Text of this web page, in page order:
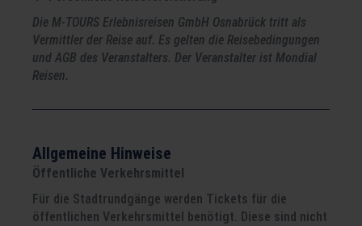
Die M-TOURS Erlebnisreisen GmbH Osnabrück tritt als
Vermittler der Reise auf. Es gelten die Reisebedingungen
und AGB des Veranstalters. Der Veranstalter ist Mondial
Reisen.
Allgemeine Hinweise
Öffentliche Verkehrsmittel
Für die Stadtrundgänge werden Tickets für die
öffentlichen Verkehrsmittel benötigt. Diese sind nicht